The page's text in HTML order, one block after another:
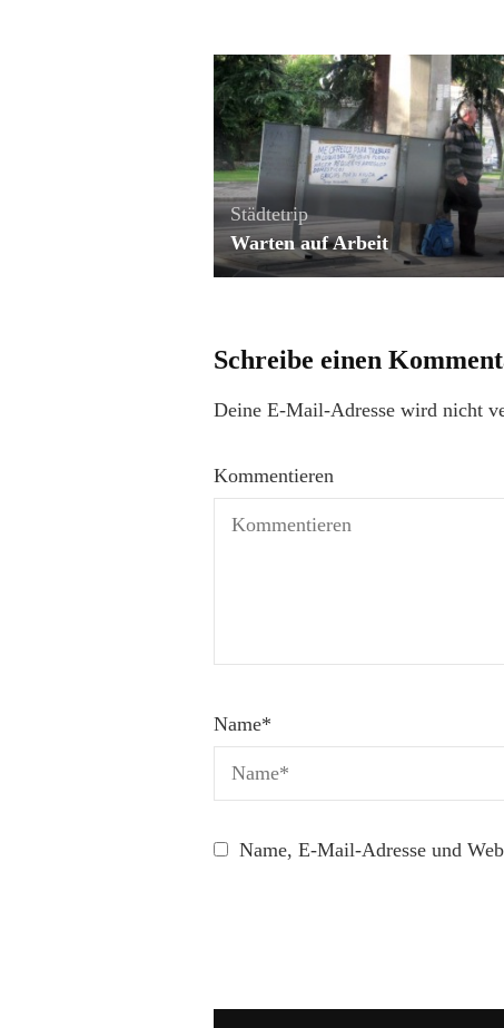
Städtetrip
Warten auf Arbeit
Schreibe einen
Deine E-Mail-Adresse wird nicht
Kommentieren
Name*
Name, E-Mail-Adresse und